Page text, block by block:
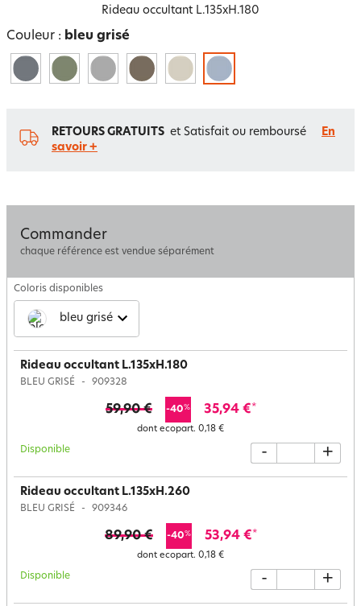
Rideau occultant L.135xH.180
Couleur : bleu grisé
RETOURS GRATUITS et Satisfait ou remboursé
En
savoir +
Commander
chaque référence est vendue séparément
Coloris disponibles
bleu grisé
Rideau occultant L.135xH.180
BLEU GRISÉ 909328
59,90 € -40% 35,94 €*
dont ecopart. 0,18 €
Disponible - +
Rideau occultant L.135xH.260
BLEU GRISÉ 909346
89,90 € -40% 53,94 €*
dont ecopart. 0,18 €
Disponible - +